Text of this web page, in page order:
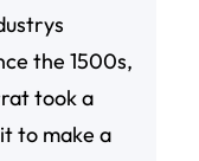
the 1500s,
took a
to make a